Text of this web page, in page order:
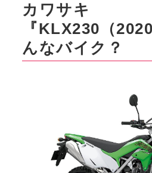
カワサキ
『KLX230（
んなバイク？